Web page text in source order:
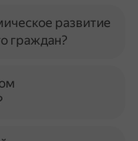
развитие
граждан?